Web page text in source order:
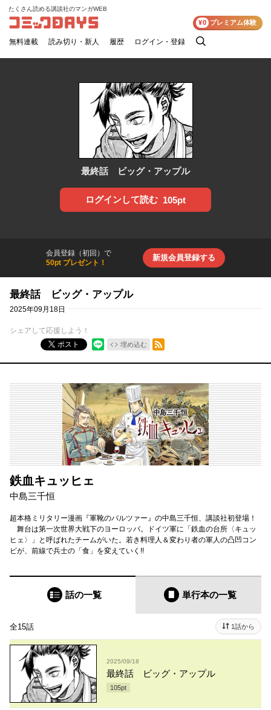
コミックDAYS
たくさん読める講談社のマンガWEB
無料連載 読み切り・新人 履歴 ログイン・登録
検
¥0 プレミアム体験
最終話 ビッグ・アップル
ログインして読む 105pt
会員登録（初回）で
50pt プレゼント！
新規会員登録する
最終話 ビッグ・アップル
2025年09月18日
シェアして応援しよう！
ポスト
埋め込む
RSSフィード
鉄血キュッヒェ
中島三千恒
超本格ミリタリー漫画『軍靴のバルツァー』の中島三千恒、講談社初登場！
舞台は第一次世界大戦下のヨーロッパ。ドイツ軍に「鉄血の台所〈キュッ
ヒェ〉」と呼ばれたチームがいた。若き料理人＆変わり者の軍人の凸凹コン
ビが、前線で兵士の「食」を変えていく!!
話の一覧 単行本の一覧
全15話 1話から
2025/09/18
最終話 ビッグ・アップル
105pt